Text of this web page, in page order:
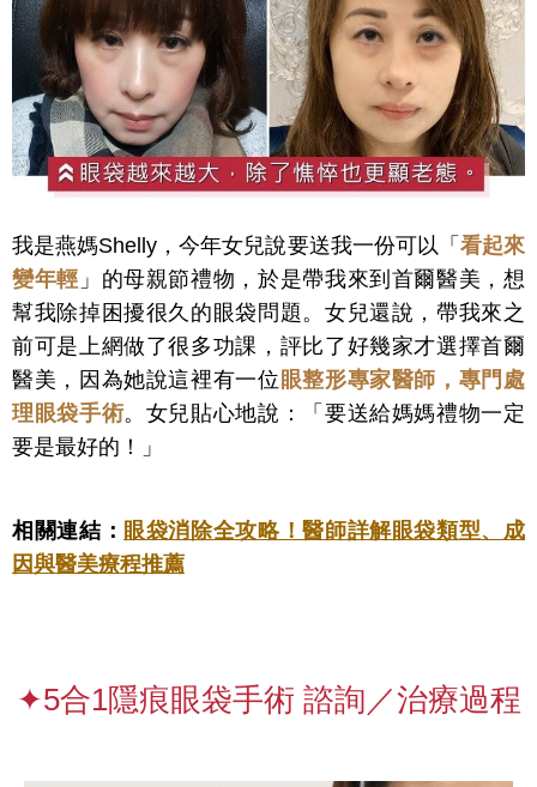
我是燕媽Shelly，今年女兒說要送我一份可以「 看起來
變年輕 」的母親節禮物，於是帶我來到首爾醫美，想
幫我除掉困擾很久的眼袋問題。女兒還說，帶我來之
前可是上網做了很多功課，評比了好幾家才選擇首爾
醫美，因為她說這裡有一位 眼整形專家醫師，專門處
理眼袋手術。女兒貼心地說：「要送給媽媽禮物一定
要是最好的！」
相關連結： 眼袋消除全攻略！醫師詳解眼袋類型、成
因與醫美療程推薦
✦5合1隱痕眼袋手術 諮詢／治療過程